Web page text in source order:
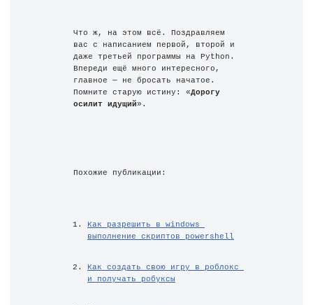
Что ж, на этом всё. Поздравляем
вас с написанием первой, второй и
даже третьей программы на Python.
Впереди ещё много интересного,
главное — не бросать начатое.
Помните старую истину: «Дорогу
осилит идущий».
Похожие публикации:
Как разрешить в windows
выполнение скриптов powershell
Как создать свою игру в роблокс
и получать робуксы